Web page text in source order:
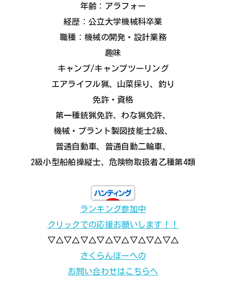
年齢：アラフォー
経歴：公立大学機械科卒業
職種：機械の開発・設計業務
趣味
キャンプ/キャンプツーリング
エアライフル猟、山菜採り、釣り
免許・資格
第一種銃猟免許、わな猟免許、
機械・プラント製図技能士2級、
普通自動車、普通自動二輪車、
2級小型船舶操縦士、危険物取扱者乙種第4類
ランキング参加中
クリックでの応援お願いします！！
▽△▽△▽△▽△▽△▽△▽△▽△
さくらんぼーへの
お問い合わせはこちらへ